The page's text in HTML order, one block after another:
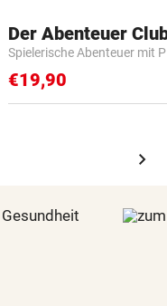
Der Abenteuer
Spielerische Abenteuer mit
€19,90
chevron_right